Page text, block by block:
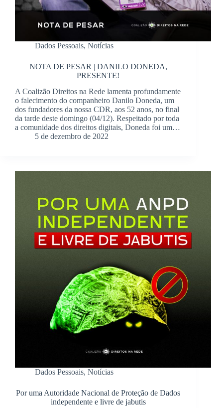
Dados Pessoais, Notícias
NOTA DE PESAR | DANILO DONEDA,
PRESENTE!
A Coalizão Direitos na Rede lamenta profundamente
o falecimento do companheiro Danilo Doneda, um
dos fundadores da nossa CDR, aos 52 anos, no final
da tarde deste domingo (04/12). Respeitado por toda
a comunidade dos direitos digitais, Doneda foi um…
5 de dezembro de 2022
Dados Pessoais, Notícias
Por uma Autoridade Nacional de Proteção de Dados
independente e livre de jabutis